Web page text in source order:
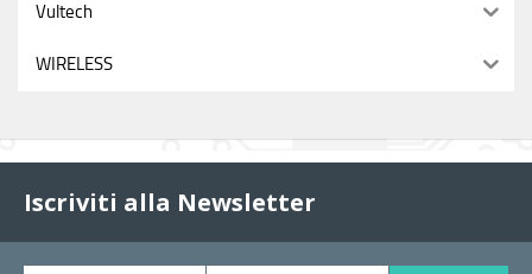
Vultech
WIRELESS
Iscriviti alla Newsletter